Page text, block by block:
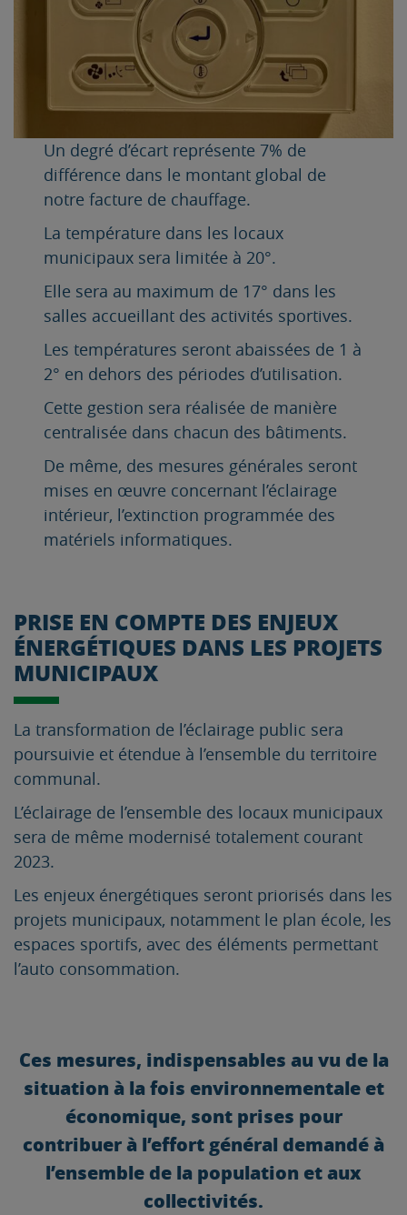
Un degré d’écart représente 7% de
différence dans le montant global de
notre facture de chauffage.
La température dans les locaux
municipaux sera limitée à 20°.
Elle sera au maximum de 17° dans les
salles accueillant des activités sportives.
Les températures seront abaissées de 1 à
2° en dehors des périodes d’utilisation.
Cette gestion sera réalisée de manière
centralisée dans chacun des bâtiments.
De même, des mesures générales seront
mises en œuvre concernant l’éclairage
intérieur, l’extinction programmée des
matériels informatiques.
PRISE EN COMPTE DES ENJEUX
ÉNERGÉTIQUES DANS LES PROJETS
MUNICIPAUX
La transformation de l’éclairage public sera
poursuivie et étendue à l’ensemble du territoire
communal.
L’éclairage de l’ensemble des locaux municipaux
sera de même modernisé totalement courant
2023.
Les enjeux énergétiques seront priorisés dans les
projets municipaux, notamment le plan école, les
espaces sportifs, avec des éléments permettant
l’auto consommation.
Ces mesures, indispensables au vu de la
situation à la fois environnementale et
économique, sont prises pour
contribuer à l’effort général demandé à
l’ensemble de la population et aux
collectivités.